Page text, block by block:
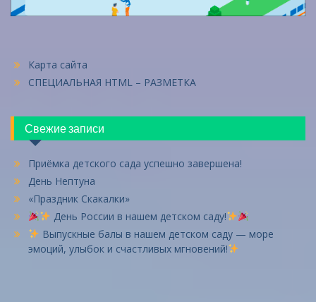
Карта сайта
СПЕЦИАЛЬНАЯ HTML – РАЗМЕТКА
Свежие записи
Приёмка детского сада успешно завершена!
День Нептуна
«Праздник Скакалки»
День России в нашем детском саду!
Выпускные балы в нашем детском саду — море
эмоций, улыбок и счастливых мгновений!